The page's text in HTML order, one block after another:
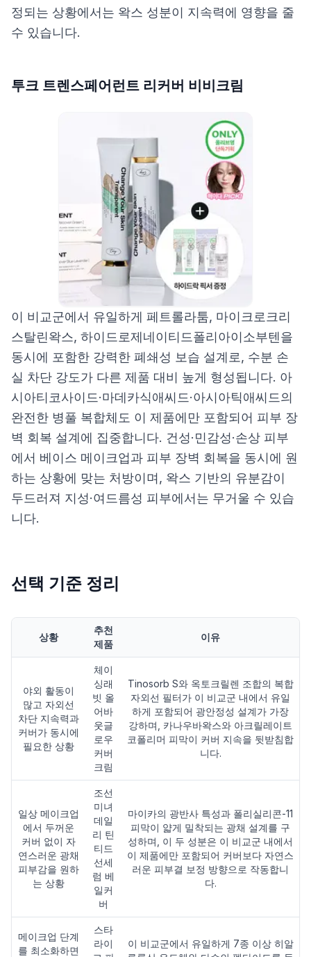
정되는 상황에서는 왁스 성분이 지속력에 영향을 줄
수 있습니다.
투크 트렌스페어런트 리커버 비비크림
이 비교군에서 유일하게 페트롤라툼, 마이크로크리
스탈린왁스, 하이드로제네이티드폴리아이소부텐을
동시에 포함한 강력한 폐쇄성 보습 설계로, 수분 손
실 차단 강도가 다른 제품 대비 높게 형성됩니다. 아
시아티코사이드·마데카식애씨드·아시아틱애씨드의
완전한 병풀 복합체도 이 제품에만 포함되어 피부 장
벽 회복 설계에 집중합니다. 건성·민감성·손상 피부
에서 베이스 메이크업과 피부 장벽 회복을 동시에 원
하는 상황에 맞는 처방이며, 왁스 기반의 유분감이
두드러져 지성·여드름성 피부에서는 무거울 수 있습
니다.
선택 기준 정리
상황
추천
제품
이유
야외 활동이
많고 자외선
차단 지속력과
커버가 동시에
필요한 상황
체이
싱래
빗 올
어바
웃글
로우
커버
크림
Tinosorb S와 옥토크릴렌 조합의 복합
자외선 필터가 이 비교군 내에서 유일
하게 포함되어 광안정성 설계가 가장
강하며, 카나우바왁스와 아크릴레이트
코폴리머 피막이 커버 지속을 뒷받침합
니다.
일상 메이크업
에서 두꺼운
커버 없이 자
연스러운 광채
피부감을 원하
는 상황
조선
미녀
데일
리 틴
티드
선세
럼 베
일커
버
마이카의 광반사 특성과 폴리실리콘-11
피막이 얇게 밀착되는 광채 설계를 구
성하며, 이 두 성분은 이 비교군 내에서
이 제품에만 포함되어 커버보다 자연스
러운 피부결 보정 방향으로 작동합니
다.
메이크업 단계
를 최소화하면
스타
라이
이 비교군에서 유일하게 7종 이상 히알